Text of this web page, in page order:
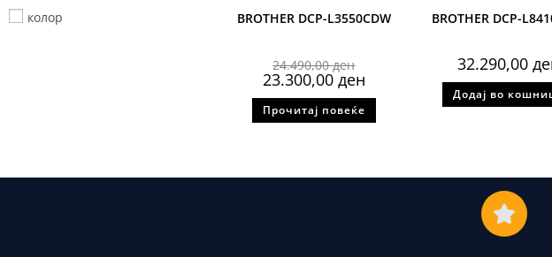
колор BROTHER DCP-L3550CDW
24.490,00ден
23.300,00ден
Прочитај повеќе
BROTHER DCP-
32.290,00
Додај во